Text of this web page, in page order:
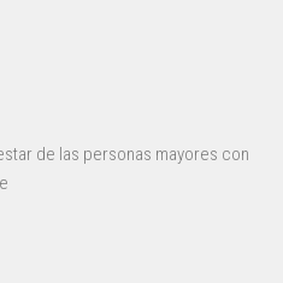
de las personas mayores con